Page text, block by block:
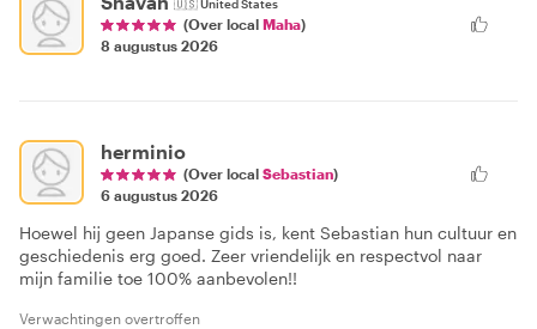
🇺🇸United States
(Over local Maha)
8 augustus 2026
herminio
(Over local Sebastian)
6 augustus 2026
Hoewel hij geen Japanse gids is, kent Sebastian hun cultuur en
geschiedenis erg goed. Zeer vriendelijk en respectvol naar
mijn familie toe 100% aanbevolen!!
Verwachtingen overtroffen